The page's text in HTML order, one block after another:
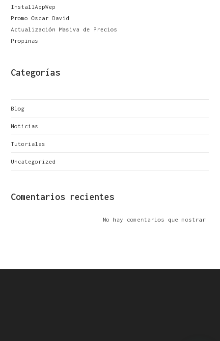
InstallAppWep
Promo Oscar David
Actualización Masiva de Precios
Propinas
Categorías
Blog
Noticias
Tutoriales
Uncategorized
Comentarios recientes
No hay comentarios que mostrar.